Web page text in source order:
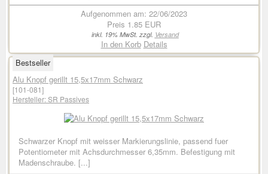
Aufgenommen am: 22/06/2023
Preis 1.85 EUR
inkl. 19% MwSt. zzgl. Versand
In den Korb Details
Bestseller
Alu Knopf gerillt 15,5x17mm Schwarz
[101-081]
Hersteller:SR Passives
Schwarzer Knopf mit weisser Markierungslinie, passend fuer
Potentiometer mit Achsdurchmesser 6,35mm. Befestigung mit
Madenschraube. [...]